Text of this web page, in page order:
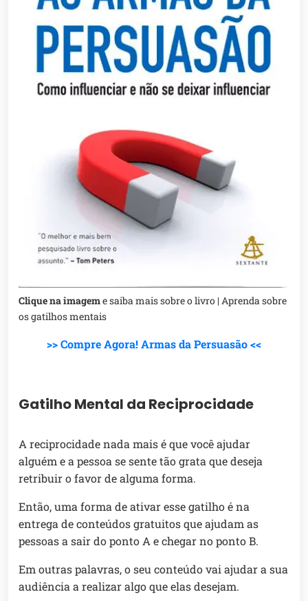
Clique na imageme saiba mais sobre o livro | Aprenda sobre
os gatilhos mentais
>> Compre Agora! Armas da Persuasão <<
Gatilho Mental da Reciprocidade
A reciprocidade nada mais é que você ajudar
alguém e a pessoa se sente tão grata que deseja
retribuir o favor de alguma forma.
Então, uma forma de ativar esse gatilho é na
entrega de conteúdos gratuitos que ajudam as
pessoas a sair do ponto A e chegar no ponto B.
Em outras palavras, o seu conteúdo vai ajudar a sua
audiência a realizar algo que elas desejam.